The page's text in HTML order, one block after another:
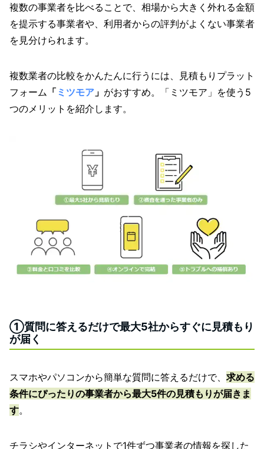
複数の事業者を比べることで、相場から大きく外れる金額
を提示する事業者や、利用者からの評判がよくない事業者
を見分けられます。
複数業者の比較をかんたんに行うには、見積もりプラット
フォーム 「 ミツモア 」 がおすすめ。「ミツモア」を使う5
つのメリットを紹介します。
①質問に答えるだけで最大5社からすぐに見積もり
が届く
スマホやパソコンから簡単な質問に答えるだけで、 求める
条件にぴったりの事業者から最大5件の見積もりが届きま
す。
チラシやインターネットで1件ずつ事業者の情報を探した